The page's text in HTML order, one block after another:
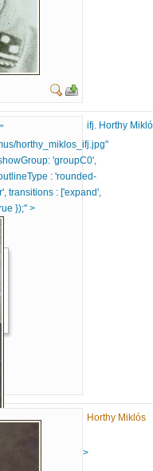
horthy_miklos_ifj.jpg"
'groupC0',
: 'rounded-
transitions : ['expand',
});" >
ifj. Horthy Miklós" />
ifj. Horthy
Horthy Miklós